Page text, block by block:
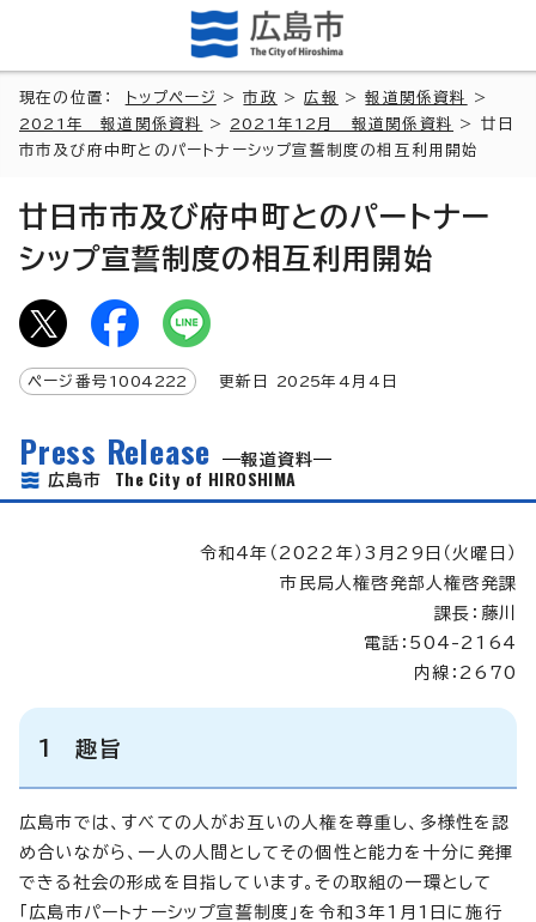
現在の位置： トップページ >市政 >広報 >報道関係資料
>
2021年 報道関係資料
> 2021年12月 報道関係資料
> 廿日
市市及び府中町とのパートナーシップ宣誓制度の相互利用開始
廿日市市及び府中町とのパートナー
シップ宣誓制度の相互利用開始
ページ番号 1004222 更新日 2025年4月4日
Press Release
報道資料
広島市 The City of HIROSHIMA
令和4年（2022年）3月29日（火曜日）
市民局人権啓発部人権啓発課
課長：藤川
電話：504-2164
内線：2670
1 趣旨
広島市では、すべての人がお互いの人権を尊重し、多様性を認
め合いながら、一人の人間としてその個性と能力を十分に発揮
できる社会の形成を目指しています。その取組の一環として
「広島市パートナーシップ宣誓制度」を令和3年1月1日に施行